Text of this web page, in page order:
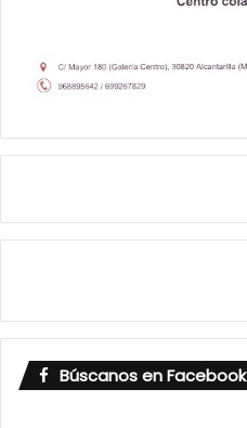
Búscanos en Facebook